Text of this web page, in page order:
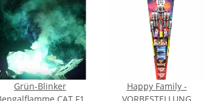
Grün-Blinker
Happy Family -